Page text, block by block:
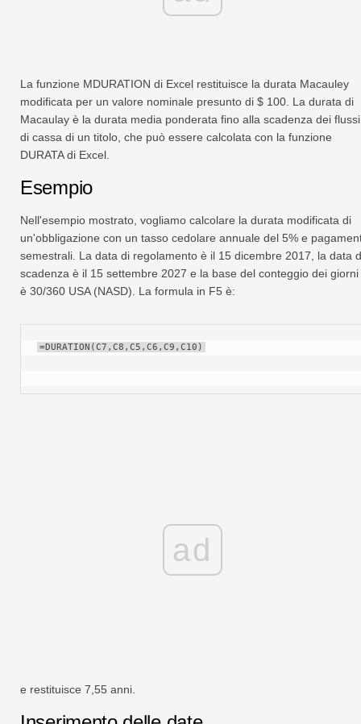
La funzione MDURATION di Excel restituisce la durata Macauley
modificata per un valore nominale presunto di $ 100. La durata di
Macaulay è la durata media ponderata fino alla scadenza dei flussi
di cassa di un titolo, che può essere calcolata con la funzione
DURATA di Excel.
Esempio
Nell'esempio mostrato, vogliamo calcolare la durata modificata di
un'obbligazione con un tasso cedolare annuale del 5% e
semestrali. La data di regolamento è il 15 dicembre 2017, la data
scadenza è il 15 settembre 2027 e la base del conteggio dei giorni
è 30/360 USA (NASD). La formula in F5 è:
=DURATION(C7,C8,C5,C6,C9,C10)
ad
e restituisce 7,55 anni.